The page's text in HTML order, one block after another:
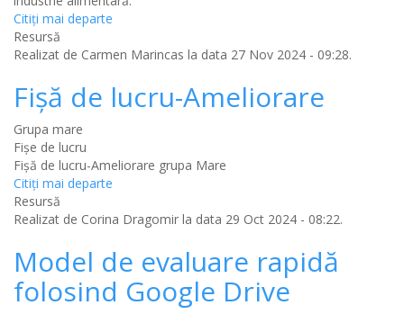
Citiţi mai departe
Resursă
Realizat de Carmen Marincas la data 27 Nov 2024 - 09:28.
Fișă de lucru-Ameliorare
Grupa mare
Fișe de lucru
Fișă de lucru-Ameliorare grupa Mare
Citiţi mai departe
Resursă
Realizat de Corina Dragomir la data 29 Oct 2024 - 08:22.
Model de evaluare rapidă
folosind Google Drive